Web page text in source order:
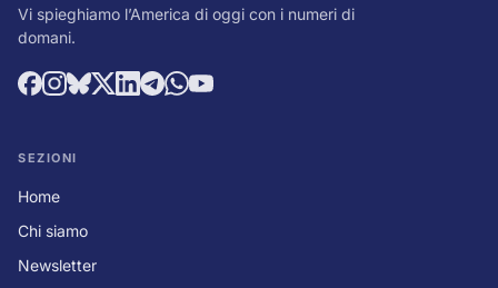
Vi spieghiamo l’America di oggi con i numeri di
domani.
SEZIONI
Home
Chi siamo
Newsletter